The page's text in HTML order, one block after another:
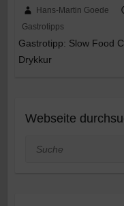
Hans-Martin Goede
Gastrotipps
Gastrotipp: Slow Food
Drykkur
Webseite
Suche